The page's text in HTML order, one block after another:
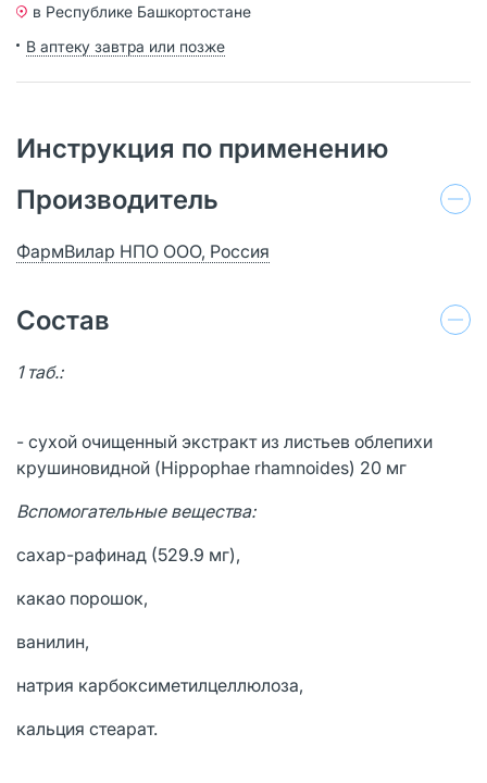
в Республике Башкортостане
В аптеку завтра или позже
Инструкция по применению
Производитель
ФармВилар НПО ООО, Россия
Состав
1 таб.:
- сухой очищенный экстракт из листьев облепихи
крушиновидной (Hippophae rhamnoides) 20 мг
Вспомогательные вещества:
сахар-рафинад (529.9 мг),
какао порошок,
ванилин,
натрия карбоксиметилцеллюлоза,
кальция стеарат.